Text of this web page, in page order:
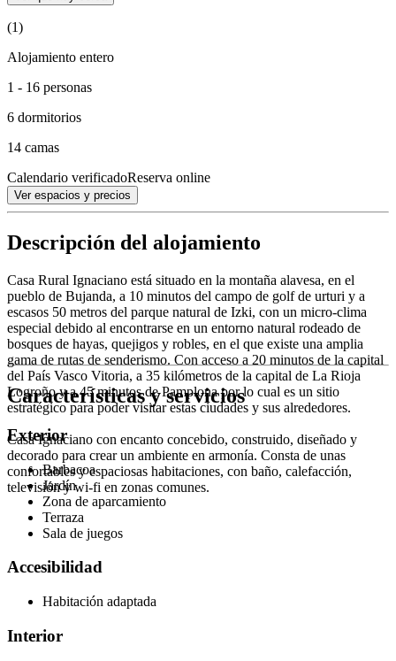
(1)
Alojamiento entero
1 - 16 personas
6 dormitorios
14 camas
Calendario verificadoReserva online
Ver espacios y precios
Descripción del alojamiento
Casa Rural Ignaciano está situado en la montaña alavesa, en el
pueblo de Bujanda, a 10 minutos del campo de golf de urturi y a
escasos 50 metros del parque natural de Izki, con un micro-clima
especial debido al encontrarse en un entorno natural rodeado de
bosques de hayas, quejigos y robles, en el que existe una amplia
gama de rutas de senderismo. Con acceso a 20 minutos de la capital
del País Vasco Vitoria, a 35 kilómetros de la capital de La Rioja
Logroño y a 45 minutos de Pamplona por lo cual es un sitio
estratégico para poder visitar estas ciudades y sus alrededores.
Casa Ignaciano con encanto concebido, construido, diseñado y
decorado para crear un ambiente en armonía. Consta de unas
confortables y espaciosas habitaciones, con baño, calefacción,
televisión y wi-fi en zonas comunes.
Características y servicios
Exterior
Barbacoa
Jardín
Zona de aparcamiento
Terraza
Sala de juegos
Accesibilidad
Habitación adaptada
Interior